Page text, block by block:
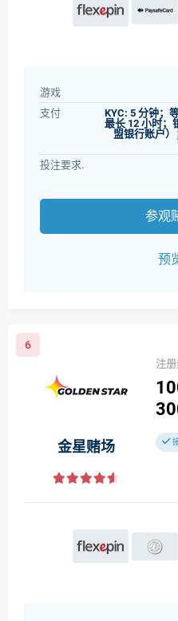
游戏
支付
KYC: 5 分钟；
最长 12 小时；
盟银行账户
投注要求.
参观
预
6
金星赌场
注